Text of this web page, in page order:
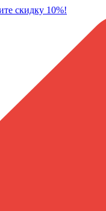
скидку 10%!